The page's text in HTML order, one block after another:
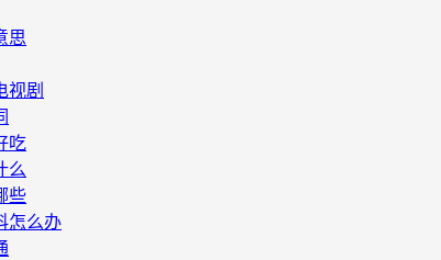
思
视剧
吃
么
些
怎么办